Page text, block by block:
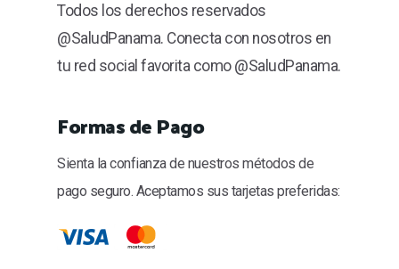
Todos los derechos reservados
@SaludPanama. Conecta con nosotros en
tu red social favorita como @SaludPanama.
Formas de Pago
Sienta la confianza de nuestros métodos de
pago seguro. Aceptamos sus tarjetas preferidas: